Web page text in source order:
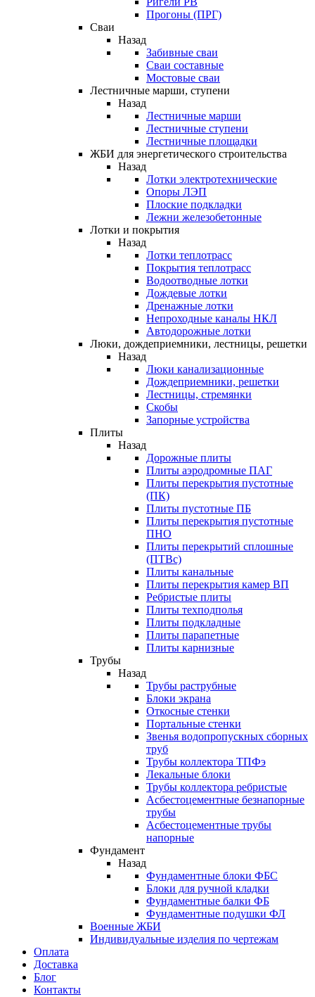
Прогоны (ПРГ)
Сваи
Назад
Забивные сваи
Сваи составные
Мостовые сваи
Лестничные марши, ступени
Назад
Лестничные марши
Лестничные ступени
Лестничные площадки
ЖБИ для энергетического строительства
Назад
Лотки электротехнические
Опоры ЛЭП
Плоские подкладки
Лежни железобетонные
Лотки и покрытия
Назад
Лотки теплотрасс
Покрытия теплотрасс
Водоотводные лотки
Дождевые лотки
Дренажные лотки
Непроходные каналы НКЛ
Автодорожные лотки
Люки, дождеприемники, лестницы, решетки
Назад
Люки канализационные
Дождеприемники, решетки
Лестницы, стремянки
Скобы
Запорные устройства
Плиты
Назад
Дорожные плиты
Плиты аэродромные ПАГ
Плиты перекрытия пустотные
(ПК)
Плиты пустотные ПБ
Плиты перекрытия пустотные
ПНО
Плиты перекрытий сплошные
(ПТВс)
Плиты канальные
Плиты перекрытия камер ВП
Ребристые плиты
Плиты техподполья
Плиты подкладные
Плиты парапетные
Плиты карнизные
Трубы
Назад
Трубы раструбные
Блоки экрана
Откосные стенки
Портальные стенки
Звенья водопропускных сборных
труб
Трубы коллектора ТПФэ
Лекальные блоки
Трубы коллектора ребристые
Асбестоцементные безнапорные
трубы
Асбестоцементные трубы
напорные
Фундамент
Назад
Фундаментные блоки ФБС
Блоки для ручной кладки
Фундаментные балки ФБ
Фундаментные подушки ФЛ
Военные ЖБИ
Индивидуальные изделия по чертежам
Оплата
Доставка
Блог
Контакты